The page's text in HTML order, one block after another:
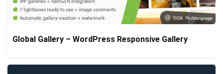
Global Gallery – WordPress Responsive Gallery